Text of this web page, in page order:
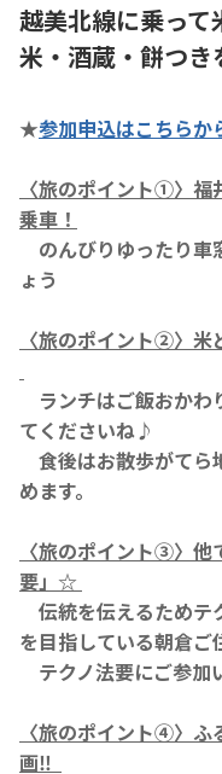
越美北線に乗って
米・酒蔵・餅つ
★参加申込はこちらか
〈旅のポイント①〉
乗車！
のんびりゆったり車
ょう
〈旅のポイント②〉
ランチはご飯おかわ
てくださいね♪
食後はお散歩がてら
めます。
〈旅のポイント③〉
要」☆
伝統を伝えるためテ
を目指している朝倉ご
テクノ法要にご参加
〈旅のポイント④〉
画‼